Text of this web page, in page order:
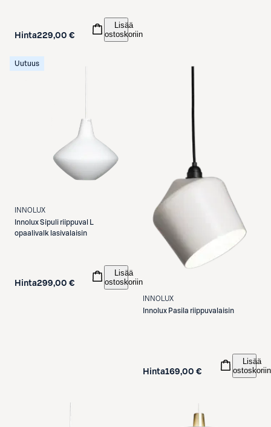
Hinta229,00 €
Lisää
ostoskoriin
Uutuus
INNOLUX
InnoluxSipuli riippuval L
opaalivalk lasivalaisin
Hinta299,00 €
Lisää
ostoskoriin
INNOLUX
Innolux Pasila riippuvalaisin
Hinta169,00 €
Lisää
ostoskoriin